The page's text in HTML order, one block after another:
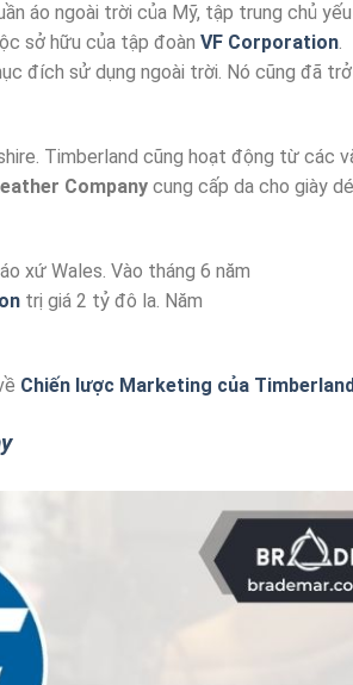
áo ngoài trời của Mỹ, tập trung chủ yếu
sở hữu của tập đoàn VF Corporation.
đích sử dụng ngoài trời. Nó cũng đã trở
Timberland cũng hoạt động từ các
Company cung cấp da cho giày
xứ Wales. Vào tháng 6 năm
trị giá 2 tỷ đô la. Năm
Chiến lược Marketing của